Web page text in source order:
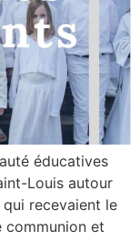
éducatives
Louis autour
recevaient le
communion et